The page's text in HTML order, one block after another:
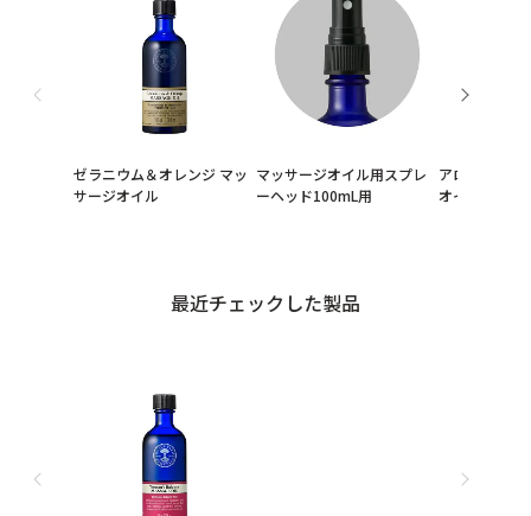
ゼラニウム＆オレンジ マッ
サージオイル
マッサージオイル用スプレ
ーヘッド100mL用
アロマティッ
オイル
最近チェックした製品